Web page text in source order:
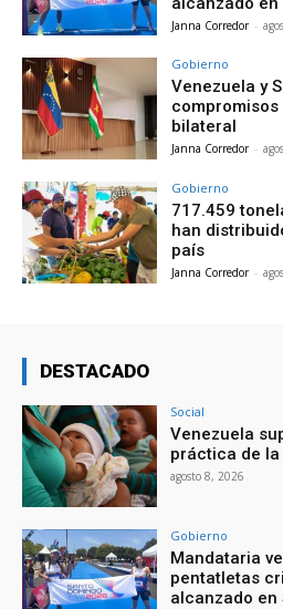
Janna Corredor -
Gobierno
Venezuela y
bilateral
Janna Corredor -
Gobierno
717.459
han
país
Janna Corredor -
DESTACADO
Social
Venezuela
práctica de
agosto 8, 2026
Gobierno
Mandataria
pentatletas
alcanzado en